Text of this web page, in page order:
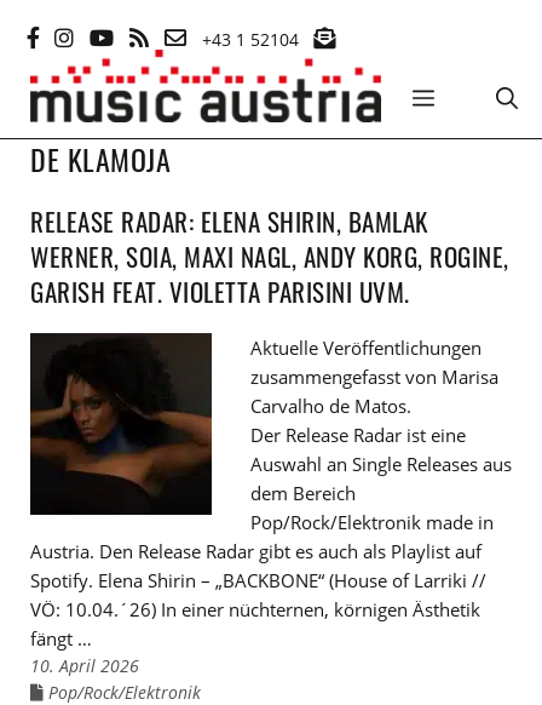
Inhalt
springen
+43 1 52104
MENÜ
DE KLAMOJA
RELEASE RADAR: ELENA SHIRIN, BAMLAK
WERNER, SOIA, MAXI NAGL, ANDY KORG, ROGINE,
GARISH FEAT. VIOLETTA PARISINI UVM.
Aktuelle Veröffentlichungen
zusammengefasst von Marisa
Carvalho de Matos.
Der Release Radar ist eine
Auswahl an Single Releases aus
dem Bereich
Pop/Rock/Elektronik made in
Austria. Den Release Radar gibt es auch als Playlist auf
Spotify. Elena Shirin – „BACKBONE“ (House of Larriki //
VÖ: 10.04.´26) In einer nüchternen, körnigen Ästhetik
fängt …
10. April 2026
Links
Pop/Rock/Elektronik